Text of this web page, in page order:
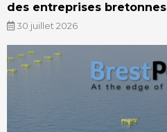
des entreprises bretonnes
30 juillet 2026